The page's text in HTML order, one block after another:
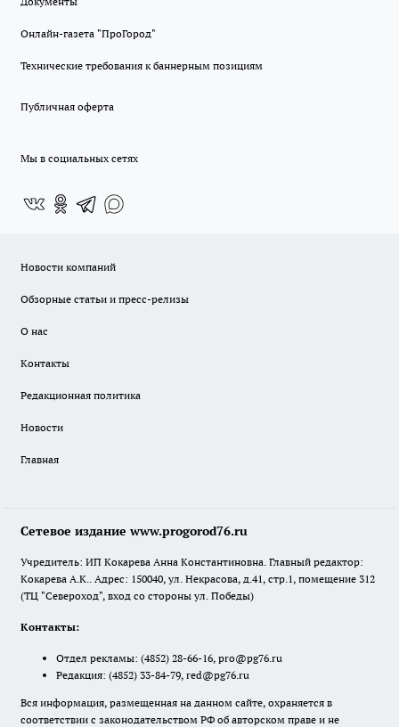
Онлайн-газета "ПроГород"
Технические требования к баннерным позициям
Публичная оферта
Мы в социальных сетях
Новости компаний
Обзорные статьи и пресс-релизы
О нас
Контакты
Редакционная политика
Новости
Главная
Сетевое издание www.progorod76.ru
Учредитель: ИП Кокарева Анна Константиновна. Главный редактор:
Кокарева А.К.. Адрес: 150040, ул. Некрасова, д.41, стр.1, помещение 312
(ТЦ "Североход", вход со стороны ул. Победы)
Контакты:
Отдел рекламы: (4852) 28-66-16, pro@pg76.ru
Редакция: (4852) 33-84-79, red@pg76.ru
Вся информация, размещенная на данном сайте, охраняется в
соответствии с законодательством РФ об авторском праве и не